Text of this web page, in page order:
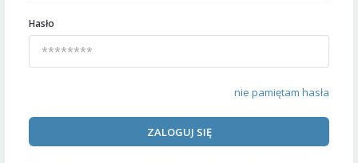
Hasło
nie pamiętam hasła
ZALOGUJ SIĘ